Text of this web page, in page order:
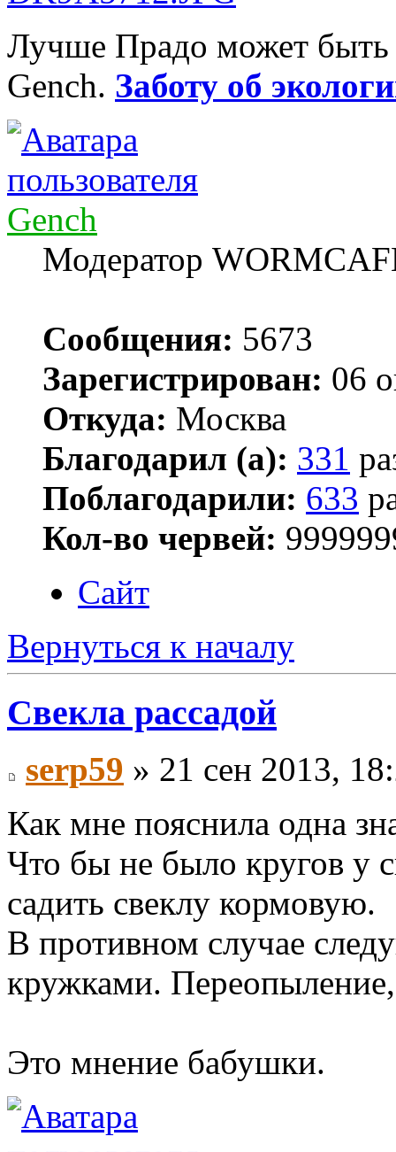
Лучше Прадо может
Gench. Заботу об
Gench
Модератор
Сообщения: 5673
Зарегистрирован: 06
Откуда: Москва
Благодарил (а): 331
Поблагодарили: 633
Кол-во червей:
Сайт
Вернуться к началу
Свекла рассадой
serp59 » 21 сен 2013,
Как мне пояснила одна
Что бы не было кругов у
садить свеклу кормовую.
В противном случае
кружками.
Это мнение бабушки.